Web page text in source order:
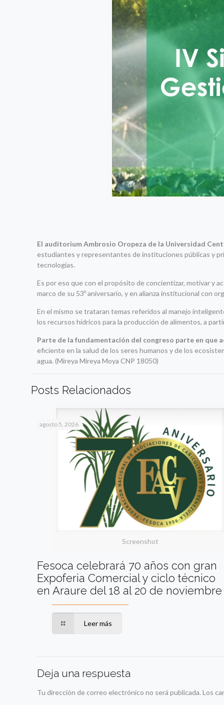
El auditorium Ambrosio Oropeza de la Universidad
estudiantes y representantes de instituciones públicas y
tecnologías.
Es por eso que con el propósito de concientizar, motivar y
marco de su 53º aniversario, y en alianza institucional con
En el mismo se trataran temas referidos al manejo
los recursos hídricos para la producción de alimentos, a
Parte de la fundamentación del congreso parte en que
eficiente en la salud de los seres humanos y de los
agua. (Mireya Mireya Moya CNP 18050)
Posts Relacionados
Screenshot
agosto 5, 2026
Fesoca celebrará 70 años con gran
Expoferia Comercial y ciclo técnico
en Araure del 18 al 20 de noviembre
Leer más
Deja una respuesta
Tu dirección de correo electrónico no será publicada. Los